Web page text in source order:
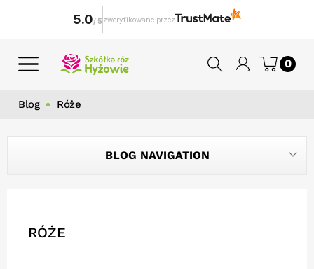
0
Blog Róże
BLOG NAVIGATION
RÓŻE
5.0/ 5 zweryfikowane przez